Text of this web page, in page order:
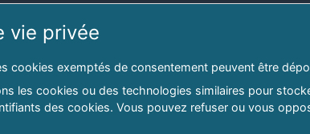
Email
contact@lespagesmaghreb.com
vie privée
cookies exemptés de consentement peuvent être
les cookies ou des technologies similaires pour
des cookies. Vous pouvez refuser ou vous